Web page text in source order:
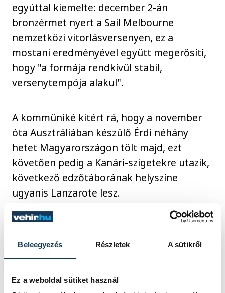
Beleegyezés Részletek A sütikről
Ez a weboldal sütiket használ
egyúttal kiemelte: december 2-án
bronzérmet nyert a Sail Melbourne
nemzetközi vitorlásversenyen, ez a
mostani eredményével együtt megerősíti,
hogy "a formája rendkívül stabil,
versenytempója alakul".
A kommüniké kitért rá, hogy a november
óta Ausztráliában készülő Érdi néhány
hetet Magyarországon tölt majd, ezt
követően pedig a Kanári-szigetekre utazik,
következő edzőtáborának helyszíne
ugyanis Lanzarote lesz.
Érdi Mária